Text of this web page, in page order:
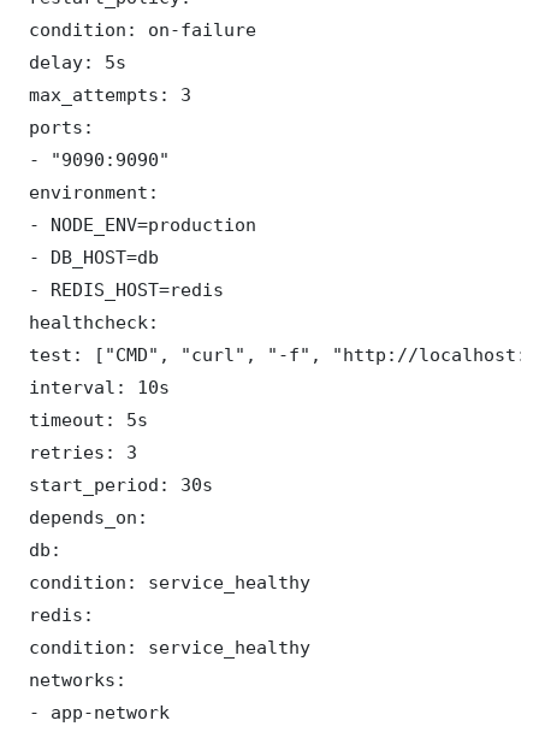
condition: on-failure
delay: 5s
max_attempts: 3
ports:
- "9090:9090"
environment:
- NODE_ENV=production
- DB_HOST=db
- REDIS_HOST=redis
healthcheck:
test: ["CMD", "curl", "-f", "http://
interval: 10s
timeout: 5s
retries: 3
start_period: 30s
depends_on:
db:
condition: service_healthy
redis:
condition: service_healthy
networks:
- app-network